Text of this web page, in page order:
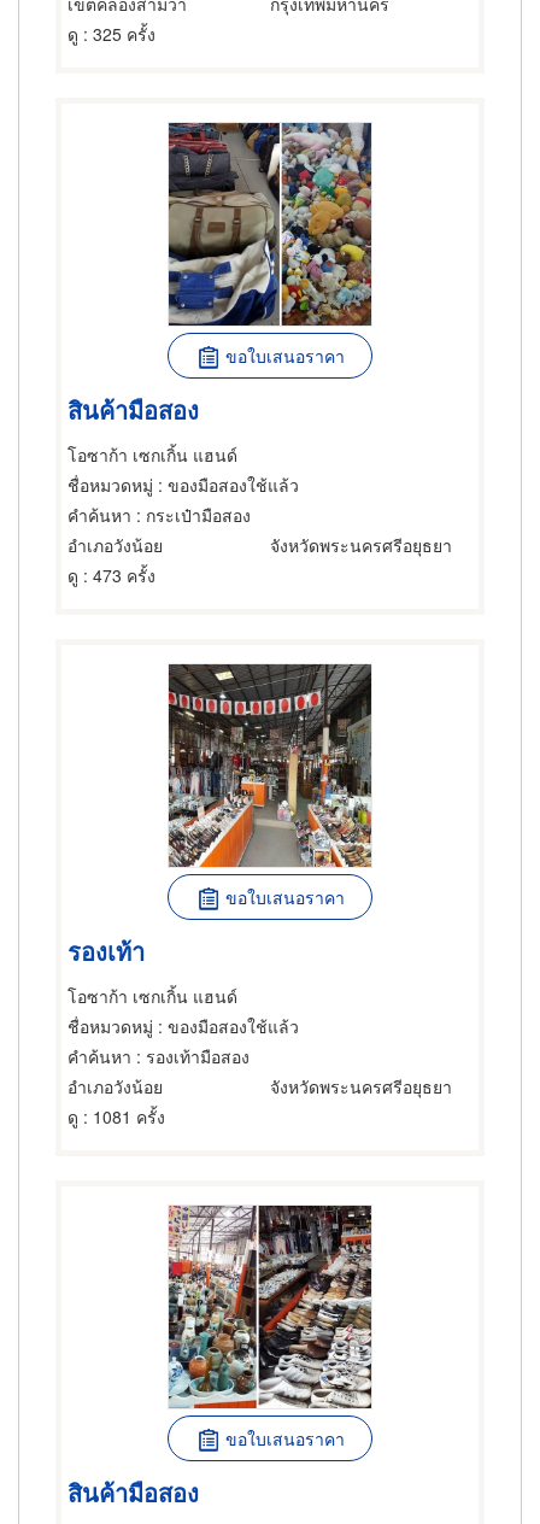
ดู : 325 ครั้ง
ขอใบเสนอราคา
สินค้ามือสอง
โอซาก้า เซกเกิ้น แฮนด์
ชื่อหมวดหมู่ : ของมือสองใช้แล้ว
คำค้นหา : กระเป๋ามือสอง
อำเภอวังน้อย
จังหวัดพระนครศรีอยุธยา
ดู : 473 ครั้ง
ขอใบเสนอราคา
รองเท้า
โอซาก้า เซกเกิ้น แฮนด์
ชื่อหมวดหมู่ : ของมือสองใช้แล้ว
คำค้นหา : รองเท้ามือสอง
อำเภอวังน้อย
จังหวัดพระนครศรีอยุธยา
ดู : 1081 ครั้ง
ขอใบเสนอราคา
สินค้ามือสอง